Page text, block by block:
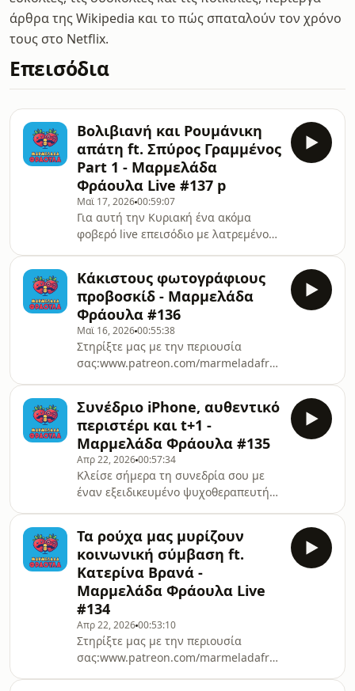
άρθρα της Wikipedia και το πώς σπαταλούν τον χρόνο
τους στο Netflix.
Επεισόδια
Βολιβιανή και Ρουμάνικη
απάτη ft. Σπύρος Γραμμένος
Part 1 - Μαρμελάδα
Φράουλα Live #137 p
Μαϊ 17, 202600:59:07
Για αυτή την Κυριακή ένα ακόμα
φοβερό live επεισόδιο με λατρεμένο
περιουσία
σας:www.patreon.com/marmeladafraoulaΣτείλτε
μας το fanart ή το μήνυμά σας
Χάρης
Νταρζάνοςwww.instagram.com/xarisntr/
Στέλιος
Ανατολίτηςwww.instagram.com/st.anatolitis/
Αυτό είναι ένα podcast.Μπορείτε
Κάκιστους φωτογράφιους
προβοσκίδ - Μαρμελάδα
Φράουλα #136
Μαϊ 16, 202600:55:38
Στηρίξτε μας με την περιουσία
σας:www.patreon.com/marmeladafraoulaΣτείλτε
Χάρης
Νταρζάνοςwww.instagram.com/xarisntr/
Στέλιος
Ανατολίτηςwww.instagram.com/st.anatolitis/
Αυτό είναι ένα podcast.Μπορείτε να
το πάρετε μαζί σας σε οποιαδήποτε
από τις παρακάτω
πλατφόρμες:Spotify:https://open.spotify.com/sh
Συνέδριο iPhone, αυθεντικό
περιστέρι και t+1 -
Μαρμελάδα Φράουλα #135
Απρ 22, 202600:57:34
Κλείσε σήμερα τη συνεδρία σου με
έναν εξειδικευμένο ψυχοθεραπευτή
έκπτωση για την πρώτη σου αγορά
(είτε αυτή πρόκειται για μεμονωμένη
συνεδρία είτε για πακέτο συνεδριών).
Η έκπτωση ισχύει για νέους
χρήστες.https://hiwell.app/marmeladafraoulaa-
Στηρίξτε μας με την περιουσία
σας:www.patreon.com/marmeladafraoulaΣτείλτε
μας το fanart ή
Τα ρούχα μας μυρίζουν
κοινωνική σύμβαση ft.
Κατερίνα Βρανά -
Μαρμελάδα Φράουλα Live
#134
Απρ 22, 202600:53:10
Στηρίξτε μας με την περιουσία
σας:www.patreon.com/marmeladafraoulaΣτείλτε